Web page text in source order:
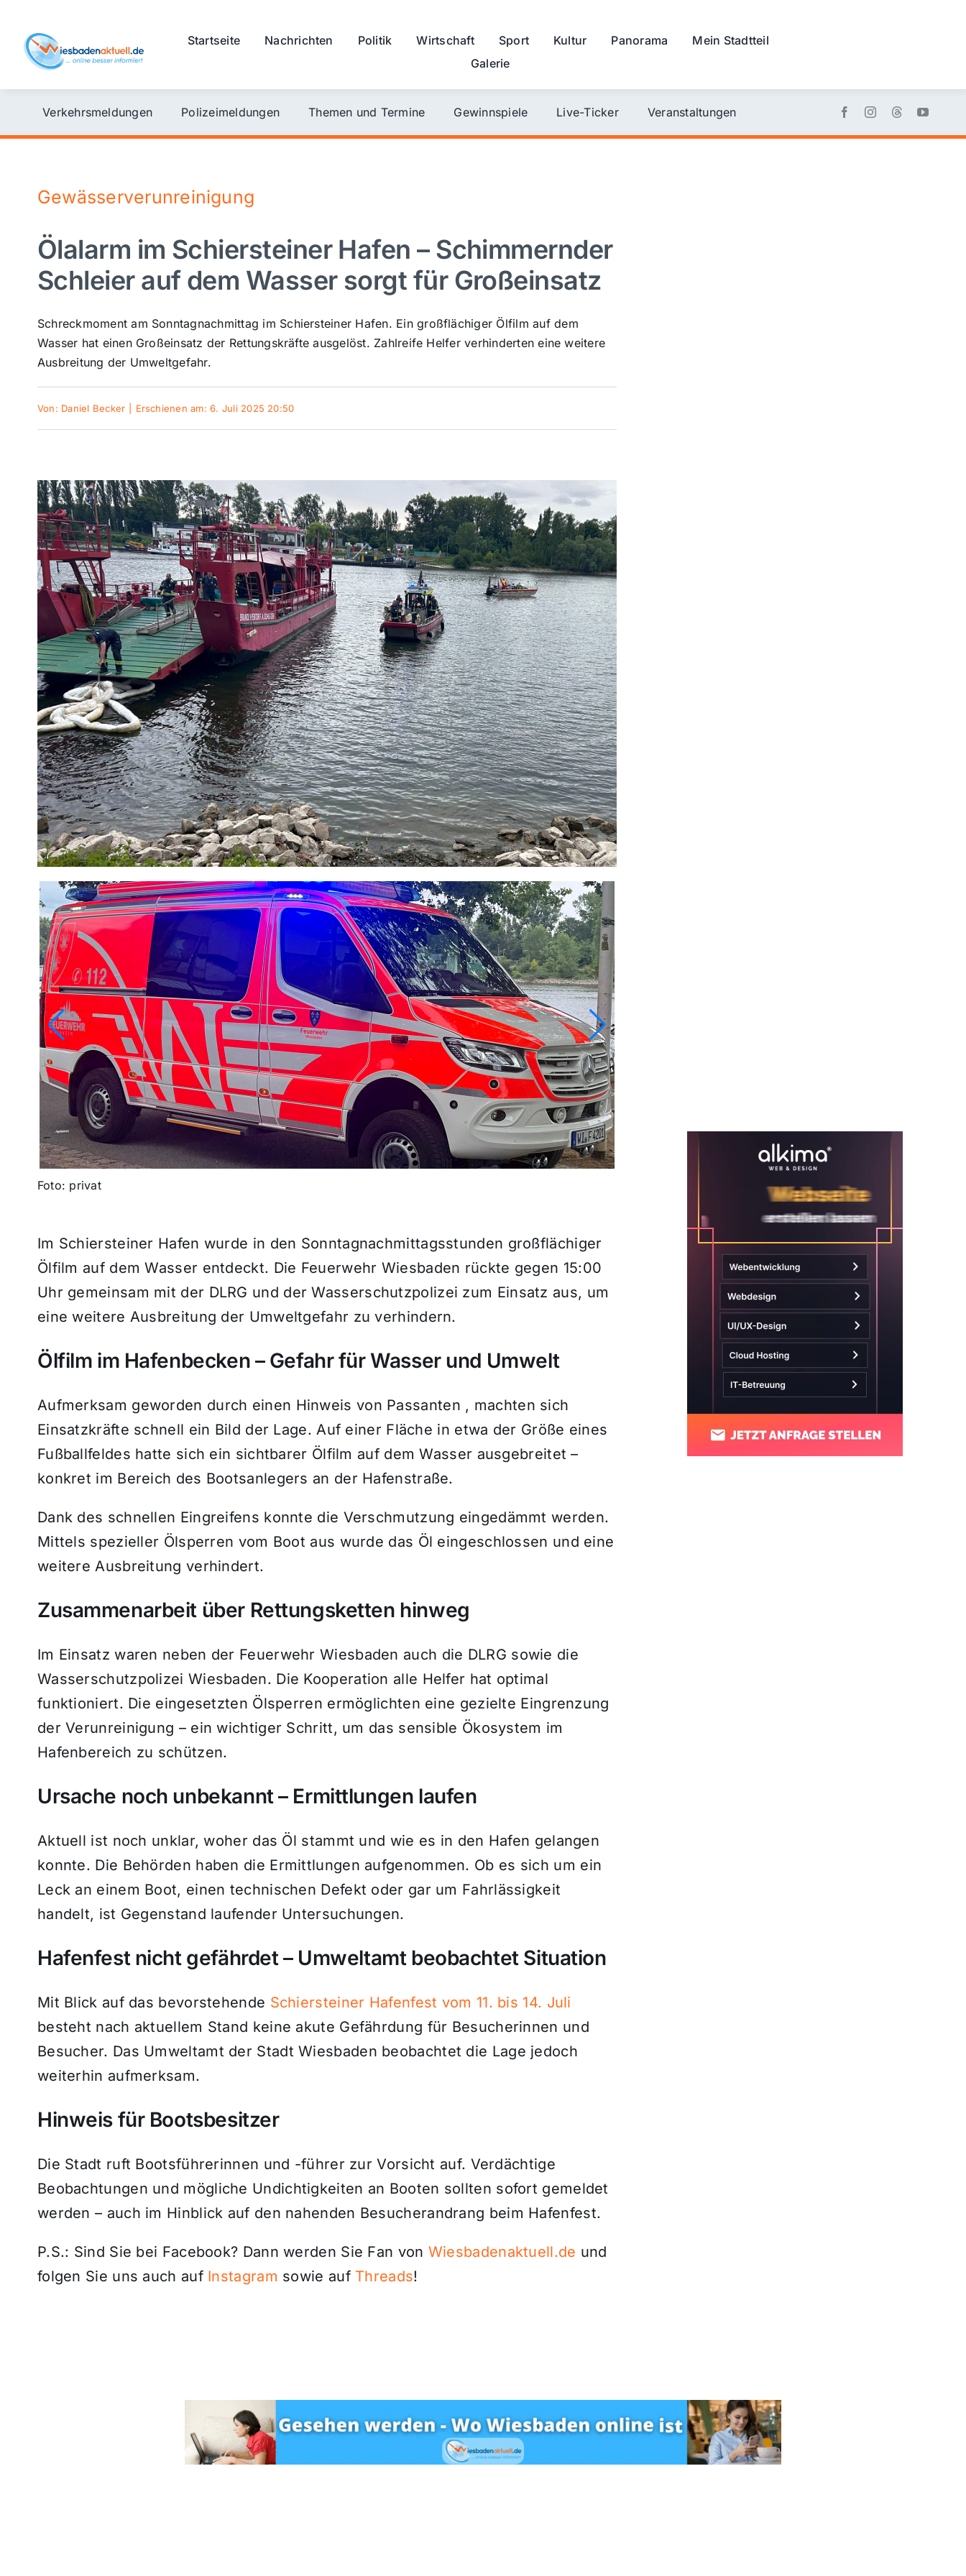
content
Startseite Nachrichten Politik Wirtschaft Sport Kultur Panorama
Mein Stadtteil
Galerie
Verkehrsmeldungen Polizeimeldungen Themen und Termine Gewinnspiele Live-Ticker Veranstaltungen
Gewässerverunreinigung
Ölalarm im Schiersteiner Hafen – Schimmernder
Schleier auf dem Wasser sorgt für Großeinsatz
Schreckmoment am Sonntagnachmittag im Schiersteiner Hafen. Ein großflächiger Ölfilm auf dem
Wasser hat einen Großeinsatz der Rettungskräfte ausgelöst. Zahlreife Helfer verhinderten eine weitere
Ausbreitung der Umweltgefahr.
Von: Daniel Becker Erschienen am: 6. Juli 2025 20:50
Foto: privat
Im Schiersteiner Hafen wurde in den Sonntagnachmittagsstunden großflächiger
Ölfilm auf dem Wasser entdeckt. Die Feuerwehr Wiesbaden rückte gegen 15:00
Uhr gemeinsam mit der DLRG und der Wasserschutzpolizei zum Einsatz aus, um
eine weitere Ausbreitung der Umweltgefahr zu verhindern.
Ölfilm im Hafenbecken – Gefahr für Wasser und Umwelt
Aufmerksam geworden durch einen Hinweis von Passanten , machten sich
Einsatzkräfte schnell ein Bild der Lage. Auf einer Fläche in etwa der Größe eines
Fußballfeldes hatte sich ein sichtbarer Ölfilm auf dem Wasser ausgebreitet –
konkret im Bereich des Bootsanlegers an der Hafenstraße.
Dank des schnellen Eingreifens konnte die Verschmutzung eingedämmt werden.
Mittels spezieller Ölsperren vom Boot aus wurde das Öl eingeschlossen und eine
weitere Ausbreitung verhindert.
Zusammenarbeit über Rettungsketten hinweg
Im Einsatz waren neben der Feuerwehr Wiesbaden auch die DLRG sowie die
Wasserschutzpolizei Wiesbaden. Die Kooperation alle Helfer hat optimal
funktioniert. Die eingesetzten Ölsperren ermöglichten eine gezielte Eingrenzung
der Verunreinigung – ein wichtiger Schritt, um das sensible Ökosystem im
Hafenbereich zu schützen.
Ursache noch unbekannt – Ermittlungen laufen
Aktuell ist noch unklar, woher das Öl stammt und wie es in den Hafen gelangen
konnte. Die Behörden haben die Ermittlungen aufgenommen. Ob es sich um ein
Leck an einem Boot, einen technischen Defekt oder gar um Fahrlässigkeit
handelt, ist Gegenstand laufender Untersuchungen.
Hafenfest nicht gefährdet – Umweltamt beobachtet Situation
Mit Blick auf das bevorstehende Schiersteiner Hafenfest vom 11. bis 14. Juli
besteht nach aktuellem Stand keine akute Gefährdung für Besucherinnen und
Besucher. Das Umweltamt der Stadt Wiesbaden beobachtet die Lage jedoch
weiterhin aufmerksam.
Hinweis für Bootsbesitzer
Die Stadt ruft Bootsführerinnen und -führer zur Vorsicht auf. Verdächtige
Beobachtungen und mögliche Undichtigkeiten an Booten sollten sofort gemeldet
werden – auch im Hinblick auf den nahenden Besucherandrang beim Hafenfest.
P.S.: Sind Sie bei Facebook? Dann werden Sie Fan von Wiesbadenaktuell.de und
folgen Sie uns auch auf Instagram sowie auf Threads!